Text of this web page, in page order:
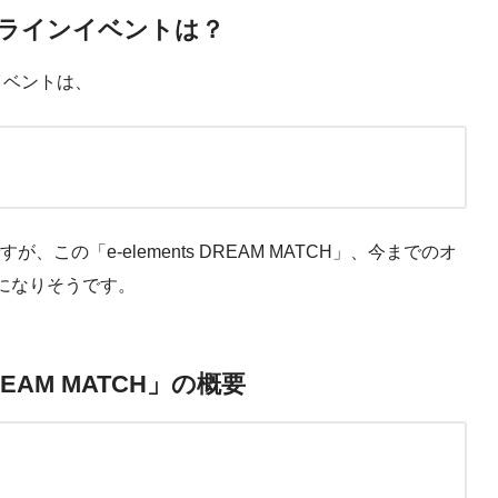
インイベントは？
ントは、
が、この「e-elements DREAM MATCH」、今までのオ
りそうです。
MATCH」の概要